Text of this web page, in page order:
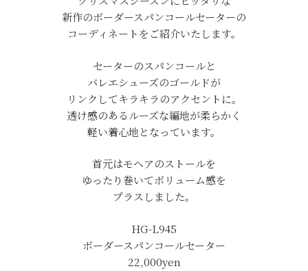
新作のボーダースパンコールセーターの
コーディネートをご紹介いたします。
セーターのスパンコールと
バレエシューズのゴールドが
リンクしてキラキラのアクセントに。
透け感のあるルーズな編地が柔らかく
軽い着心地となっています。
首元はモヘアのストールを
ゆったり巻いてボリューム感を
プラスしました。
HG-L945
ボーダースパンコールセーター
22,000yen